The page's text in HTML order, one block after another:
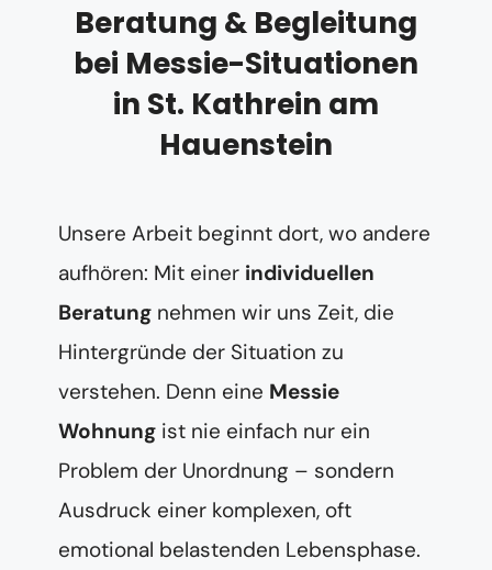
Beratung & Begleitung
bei Messie-Situationen
in St. Kathrein am
Hauenstein
Unsere Arbeit beginnt dort, wo andere
aufhören: Mit einer individuellen
Beratung nehmen wir uns Zeit, die
Hintergründe der Situation zu
verstehen. Denn eine Messie
Wohnung ist nie einfach nur ein
Problem der Unordnung – sondern
Ausdruck einer komplexen, oft
emotional belastenden Lebensphase.